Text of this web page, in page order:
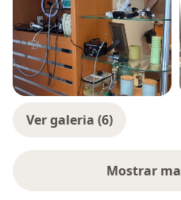
Ver galeria (6)
Mostrar